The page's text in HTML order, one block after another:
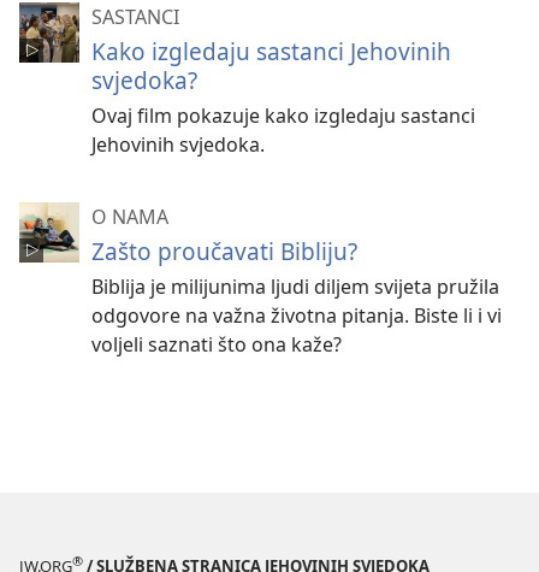
SASTANCI
Kako izgledaju sastanci Jehovinih
svjedoka?
Ovaj film pokazuje kako izgledaju sastanci
Jehovinih svjedoka.
O NAMA
Zašto proučavati Bibliju?
Biblija je milijunima ljudi diljem svijeta pružila
odgovore na važna životna pitanja. Biste li i vi
voljeli saznati što ona kaže?
JW.ORG® / SLUŽBENA STRANICA JEHOVINIH SVJEDOKA